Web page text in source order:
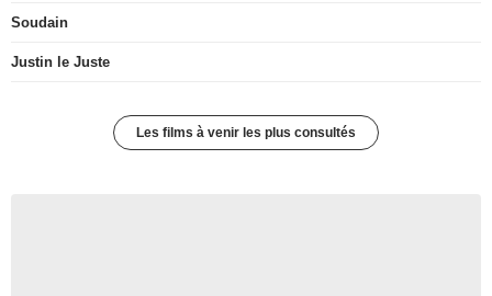
Soudain
Justin le Juste
Les films à venir les plus consultés